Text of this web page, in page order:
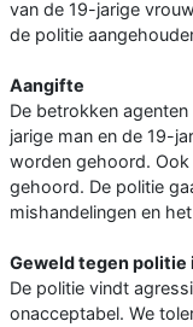
van de 19-jarige
de politie
Aangifte
De betrokken
jarige man en de 19-
worden gehoord.
gehoord. De politie
mishandelingen en
Geweld tegen politie
De politie vindt
onacceptabel. We